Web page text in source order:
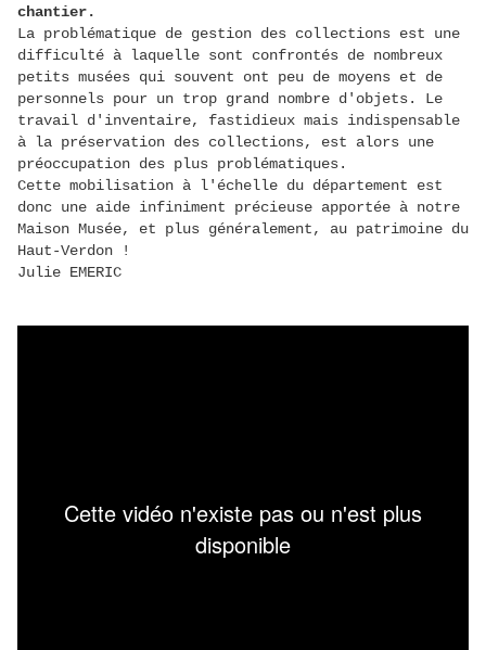
chantier.
La problématique de gestion des collections est une
difficulté à laquelle sont confrontés de nombreux
petits musées qui souvent ont peu de moyens et de
personnels pour un trop grand nombre d'objets. Le
travail d'inventaire, fastidieux mais indispensable
à la préservation des collections, est alors une
préoccupation des plus problématiques.
Cette mobilisation à l'échelle du département est
donc une aide infiniment précieuse apportée à notre
Maison Musée, et plus généralement, au patrimoine du
Haut-Verdon !
Julie EMERIC